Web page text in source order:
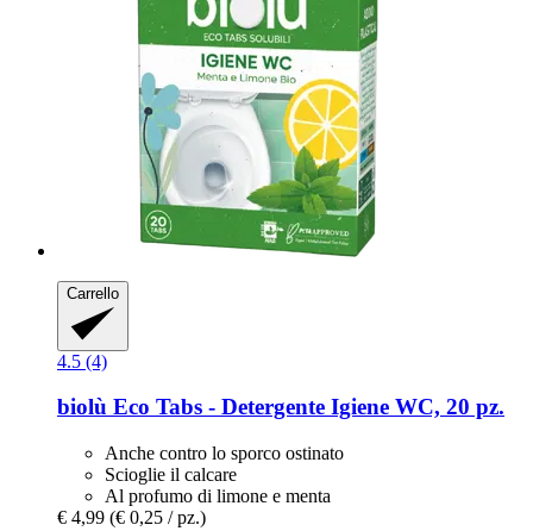
Carrello
4.5 (4)
biolù Eco Tabs -​ Detergente Igiene WC, 20 pz.
Anche contro lo sporco ostinato
Scioglie il calcare
Al profumo di limone e menta
€ 4,99 (€ 0,25 / pz.)